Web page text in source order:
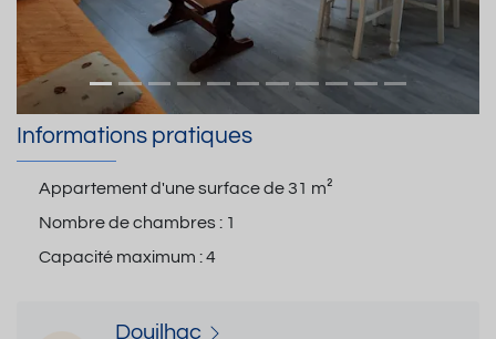
Informations pratiques
Appartement d'une surface de31 m²
Nombre de chambres : 1
Capacité maximum :4
Douilhac